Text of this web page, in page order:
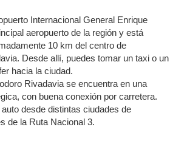
Internacional General Enrique
aeropuerto de la región y está
10 km del centro de
Desde allí, puedes tomar un taxi o un
hacia la ciudad.
Rivadavia se encuentra en una
con buena conexión por carretera.
desde distintas ciudades de
de la Ruta Nacional 3.